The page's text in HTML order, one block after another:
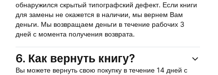
обнаружился скрытый типографский дефект. Если книги
для замены не окажется в наличии, мы вернем Вам
деньги. Мы возвращаем деньги в течение рабочих 3
дней с момента получения возврата.
6. Как вернуть книгу?
Вы можете вернуть свою покупку в течение 14 дней с